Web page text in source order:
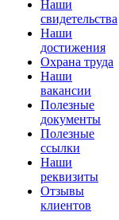
Наши
свидетельства
Наши
достижения
Охрана труда
Наши
вакансии
Полезные
документы
Полезные
ссылки
Наши
реквизиты
Отзывы
клиентов